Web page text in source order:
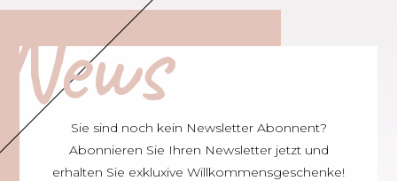
Sie sind noch kein Newsletter Abonnent?
Abonnieren Sie Ihren Newsletter jetzt und
erhalten Sie exkluxive Willkommensgeschenke!